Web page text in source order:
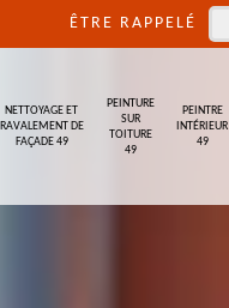
ÊTRE RAPPELÉ
NETTOYAGE ET
RAVALEMENT DE
FAÇADE 49
PEINTURE
SUR
TOITURE
49
PEINTRE
INTÉRIEUR
49